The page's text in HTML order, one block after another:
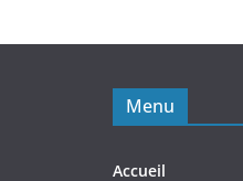
Menu
Accueil